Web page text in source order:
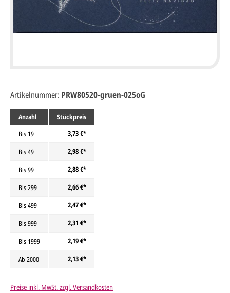
Anzahl
Stückpreis
Bis 19
3,73 €*
Bis49
2,98 €*
Bis99
2,88 €*
Bis299
2,66 €*
Bis499
2,47 €*
Bis999
2,31 €*
Bis 1999
2,19 €*
Ab 2000 2,13 €*
Preise inkl. MwSt. zzgl. Versandkosten
Artikelnummer: PRW80520-gruen-025oG